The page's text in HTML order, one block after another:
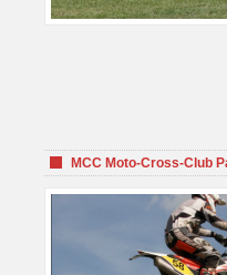
MCC Moto-Cross-Club